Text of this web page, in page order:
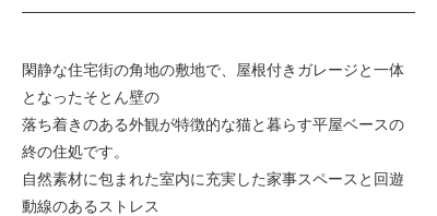
閑静な住宅街の角地の敷地で、屋根付きガレージと一体
となったそとん壁の
落ち着きのある外観が特徴的な猫と暮らす平屋ベースの
終の住処です。
自然素材に包まれた室内に充実した家事スペースと回遊
動線のあるストレス